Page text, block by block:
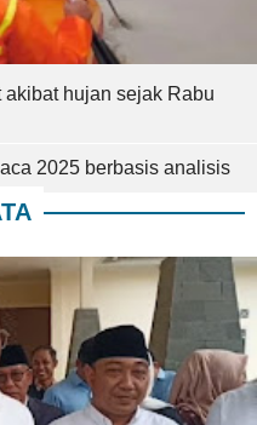
hujan sejak Rabu
2025 berbasis analisis